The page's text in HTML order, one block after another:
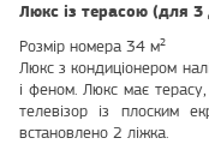
Люкс із терасою (для 3
Розмір номера 34 м²
Люкс з кондиціонером
і феном. Люкс має
телевізор із плоским
встановлено 2 ліжка.